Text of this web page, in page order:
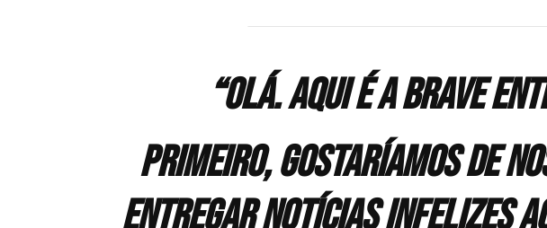
“Olá. Aqui é a Brave
Primeiro, gostaríamos de
entregar notícias infelizes